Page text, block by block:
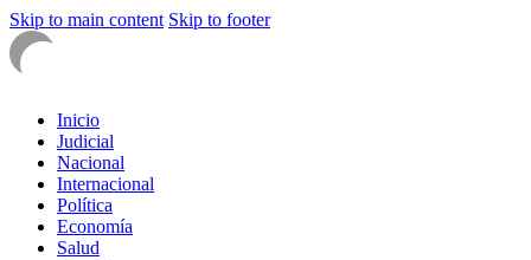
Skip to main content Skip to footer
Inicio
Judicial
Nacional
Internacional
Política
Economía
Salud